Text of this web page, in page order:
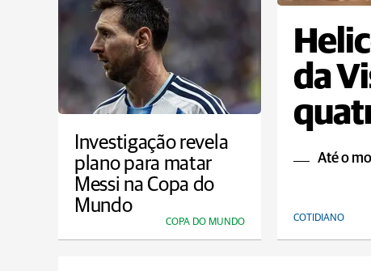
da
Até o
COTIDIANO
Investigação revela
plano para matar
Messi na Copa do
Mundo
COPA DO MUNDO